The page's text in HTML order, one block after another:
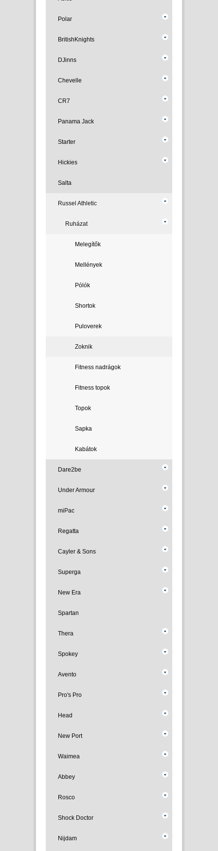
Polar
BritishKnights
DJinns
Chevelle
CR7
Panama Jack
Starter
Hickies
Salta
Russel Athletic
Ruházat
Melegítők
Mellények
Pólók
Shortok
Puloverek
Zoknik
Fitness nadrágok
Fitness topok
Topok
Sapka
Kabátok
Dare2be
Under Armour
miPac
Regatta
Cayler & Sons
Superga
New Era
Spartan
Thera
Spokey
Avento
Pro's Pro
Head
New Port
Waimea
Abbey
Rosco
Shock Doctor
Nijdam